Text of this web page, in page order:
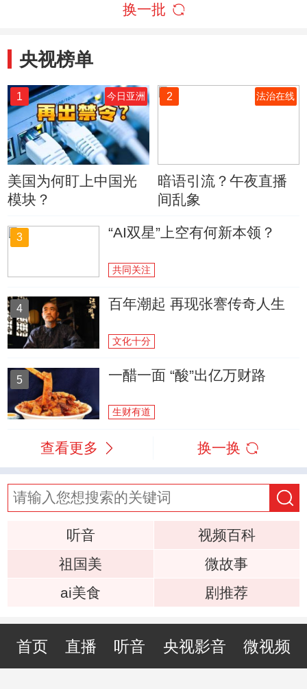
换一批
央视榜单
1 今日亚洲
美国为何盯上中国光
模块？
2 法治在线
暗语引流？午夜直播
间乱象
3 “AI双星”上空有何新本领？
共同关注
4 百年潮起 再现张謇传奇人生
文化十分
5 一醋一面 “酸”出亿万财路
生财有道
查看更多 换一换
听音
视频百科
祖国美
微故事
ai美食
剧推荐
首页 直播 听音 央视影音 微视频